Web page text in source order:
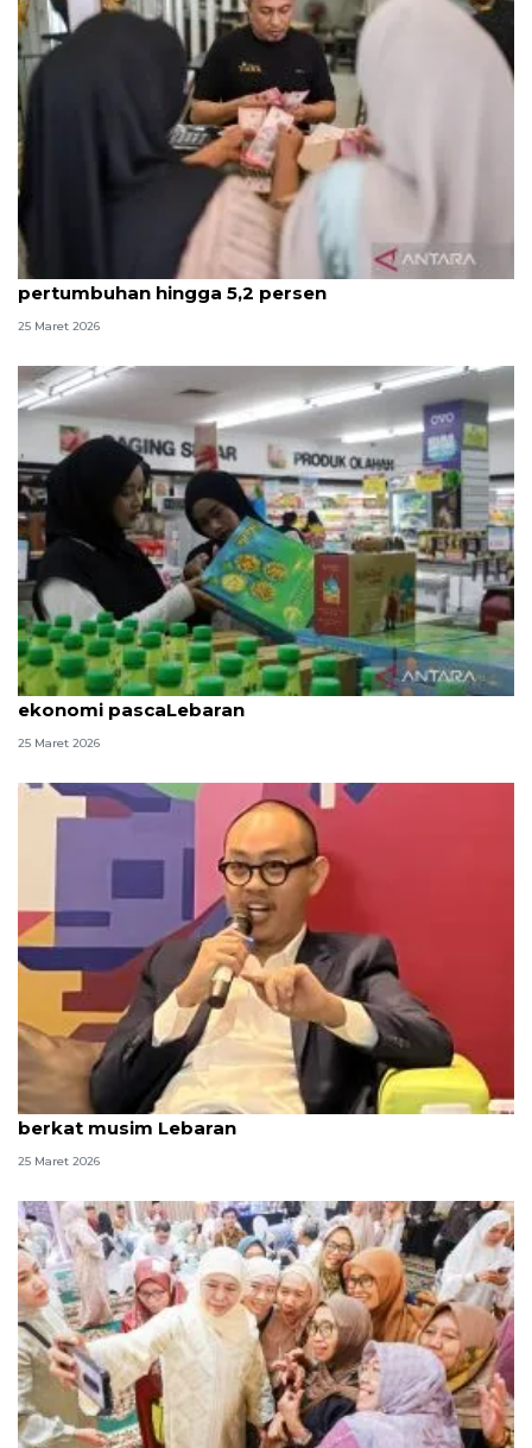
INDEF prediksi momen Lebaran dorong
pertumbuhan hingga 5,2 persen
25 Maret 2026
CORE: Pemerintah perlu mitigasi tantangan
ekonomi pascaLebaran
25 Maret 2026
Celios prediksi ekonomi tumbuh 5,05 persen
berkat musim Lebaran
25 Maret 2026